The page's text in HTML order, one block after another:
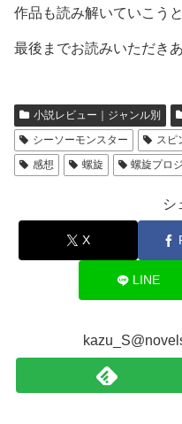
作品も読み解いていこう
最後までお読みいただき
小説レビュー｜ジャンル別
シーソーモンスター
スピ
感想
螺旋 螺旋プロ
シ
X
LINE